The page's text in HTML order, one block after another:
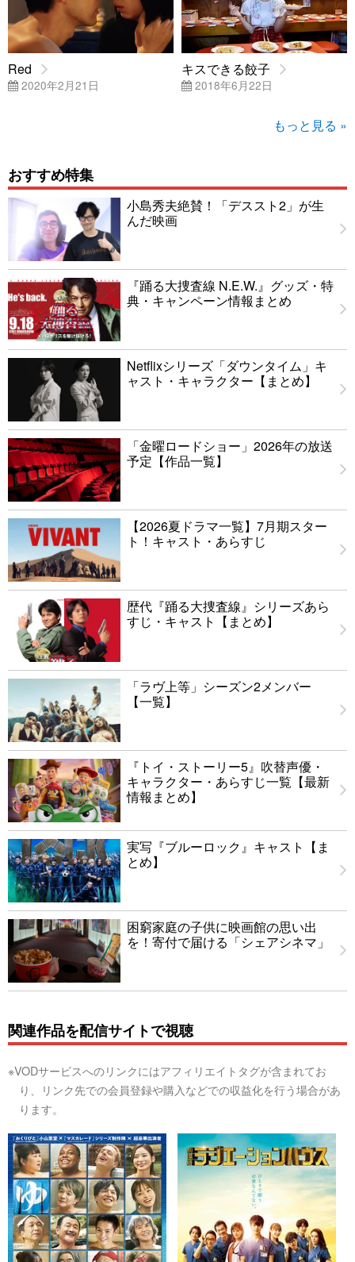
Red
2020年2月21日
キスできる餃子
2018年6月22日
もっと見る »
おすすめ特集
小島秀夫絶賛！「デススト2」が生
んだ映画
『踊る大捜査線 N.E.W.』グッズ・特
典・キャンペーン情報まとめ
Netflixシリーズ「ダウンタイム」キ
ャスト・キャラクター【まとめ】
「金曜ロードショー」2026年の放送
予定【作品一覧】
【2026夏ドラマ一覧】7月期スター
ト！キャスト・あらすじ
歴代『踊る大捜査線』シリーズあら
すじ・キャスト【まとめ】
「ラヴ上等」シーズン2メンバー
【一覧】
『トイ・ストーリー5』吹替声優・
キャラクター・あらすじ一覧【最新
情報まとめ】
実写『ブルーロック』キャスト【ま
とめ】
困窮家庭の子供に映画館の思い出
を！寄付で届ける「シェアシネマ」
関連作品を配信サイトで視聴
※VODサービスへのリンクにはアフィリエイトタグが含まれてお
り、リンク先での会員登録や購入などでの収益化を行う場合があ
ります。